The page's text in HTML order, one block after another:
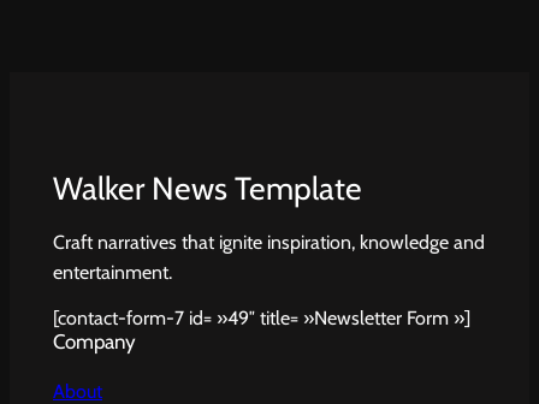
Walker News Template
Craft narratives that ignite inspiration, knowledge and
entertainment.
[contact-form-7 id= »49″ title= »Newsletter Form »]
Company
About